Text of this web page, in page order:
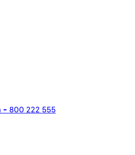
- 800 222 555